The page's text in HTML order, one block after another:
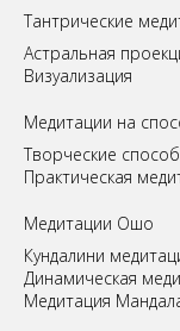
Tантрические
Астральная
Визуализация
Медитации на
Творческие
Практическая
Медитации Ошо
Кундалини
Динамическая
Медитация